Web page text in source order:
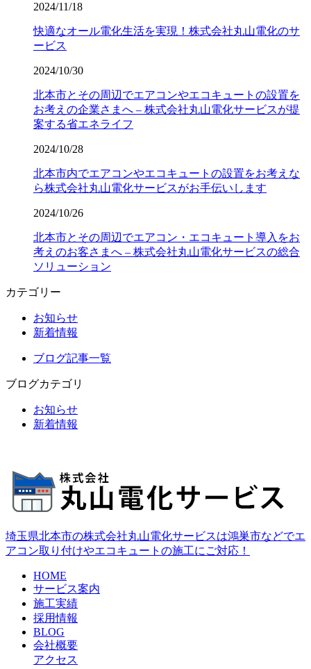
2024/11/18
快適なオール電化生活を実現！株式会社丸山電化のサ
ービス
2024/10/30
北本市とその周辺でエアコンやエコキュートの設置を
お考えの企業さまへ – 株式会社丸山電化サービスが提
案する省エネライフ
2024/10/28
北本市内でエアコンやエコキュートの設置をお考えな
ら株式会社丸山電化サービスがお手伝いします
2024/10/26
北本市とその周辺でエアコン・エコキュート導入をお
考えのお客さまへ – 株式会社丸山電化サービスの総合
ソリューション
カテゴリー
お知らせ
新着情報
ブログ記事一覧
ブログカテゴリ
お知らせ
新着情報
埼玉県北本市の株式会社丸山電化サービスは鴻巣市などでエ
アコン取り付けやエコキュートの施工にご対応！
HOME
サービス案内
施工実績
採用情報
BLOG
会社概要
アクセス